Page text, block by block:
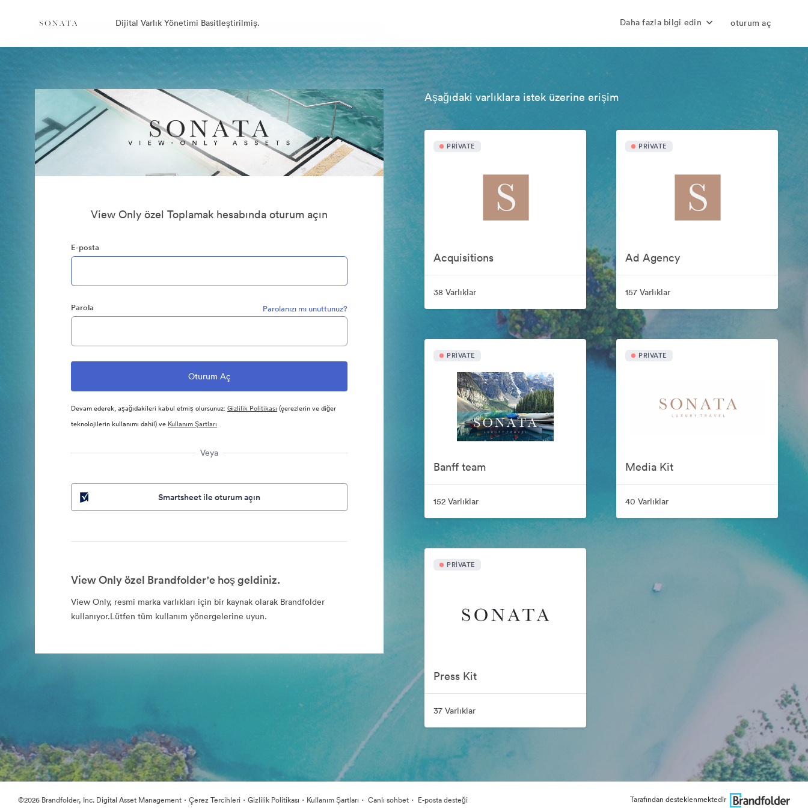
Dijital Varlık Yönetimi Basitleştirilmiş. Daha fazla bilgi edin oturum aç
View Only özel Toplamak hesabında oturum açın
E-posta
Parola Parolanızı mı unuttunuz?
Devam ederek, aşağıdakileri kabul etmiş olursunuz:Gizlilik Politikası (çerezlerin ve diğer
teknolojilerin kullanımı dahil) ve Kullanım Şartları
Veya
Smartsheet ile oturum açın
View Only özel Brandfolder'e hoş geldiniz.
View Only, resmi marka varlıkları için bir kaynak olarak Brandfolder
kullanıyor.Lütfen tüm kullanım yönergelerine uyun.
Aşağıdaki varlıklara istek üzerine erişim
PRIVATE
Acquisitions
38 Varlıklar
PRIVATE
Ad Agency
157 Varlıklar
PRIVATE
Banff team
152 Varlıklar
PRIVATE
Media Kit
40 Varlıklar
PRIVATE
Press Kit
37 Varlıklar
©2026 Brandfolder, Inc. Digital Asset Management · Çerez Tercihleri · Gizlilik Politikası · Kullanım Şartları · Canlı sohbet · E-posta desteği Tarafından desteklenmektedir